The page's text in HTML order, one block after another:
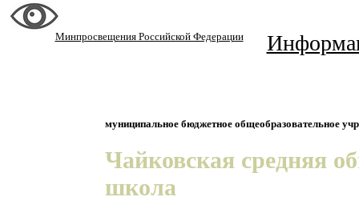
Минпросвещения Российской Федерации
муниципальное бюджетное общеобразовательное
Чайковская средняя
школа